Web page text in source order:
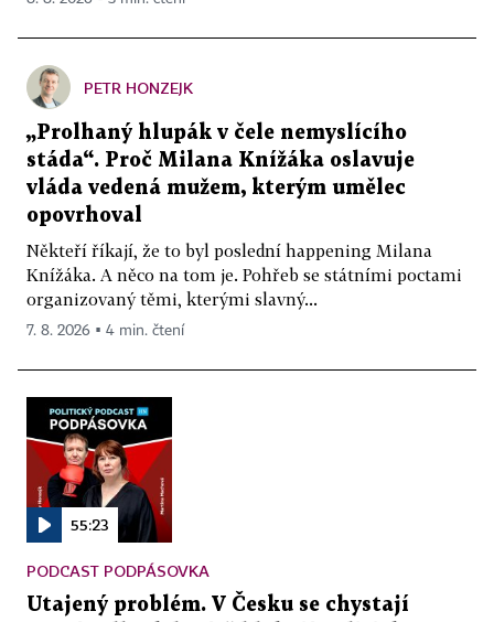
PETR HONZEJK
„Prolhaný hlupák v čele nemyslícího
stáda“. Proč Milana Knížáka oslavuje
vláda vedená mužem, kterým umělec
opovrhoval
Někteří říkají, že to byl poslední happening Milana
Knížáka. A něco na tom je. Pohřeb se státními poctami
organizovaný těmi, kterými slavný...
7. 8. 2026 ▪ 4 min. čtení
55:23
PODCAST PODPÁSOVKA
Utajený problém. V Česku se chystají